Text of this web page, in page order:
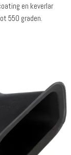
en keverlar
550 graden.